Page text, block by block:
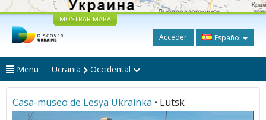
MOSTRAR MAPA
Acceder Español
Menu Ucrania Occidental
Casa-museo de Lesya Ukrainka • Lutsk